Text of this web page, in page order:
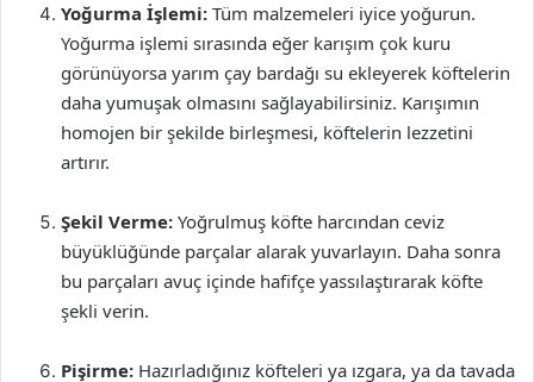
Yoğurma İşlemi: Tüm malzemeleri iyice yoğurun.
Yoğurma işlemi sırasında eğer karışım çok kuru
görünüyorsa yarım çay bardağı su ekleyerek köftelerin
daha yumuşak olmasını sağlayabilirsiniz. Karışımın
homojen bir şekilde birleşmesi, köftelerin lezzetini
artırır.
Şekil Verme: Yoğrulmuş köfte harcından ceviz
büyüklüğünde parçalar alarak yuvarlayın. Daha sonra
bu parçaları avuç içinde hafifçe yassılaştırarak köfte
şekli verin.
Pişirme: Hazırladığınız köfteleri ya ızgara, ya da tavada